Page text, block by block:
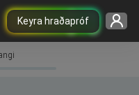
Keyra hraðapróf